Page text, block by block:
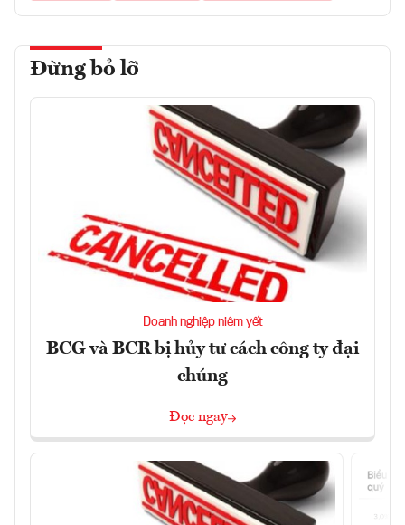
Đừng bỏ lỡ
Doanh nghiệp niêm yết
BCG và BCR bị hủy tư cách công ty đại
chúng
Đọc ngay